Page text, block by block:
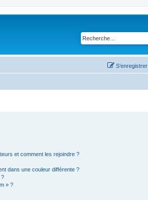
S’enregistrer
et comment les rejoindre ?
dans une couleur différente ?
?
» ?